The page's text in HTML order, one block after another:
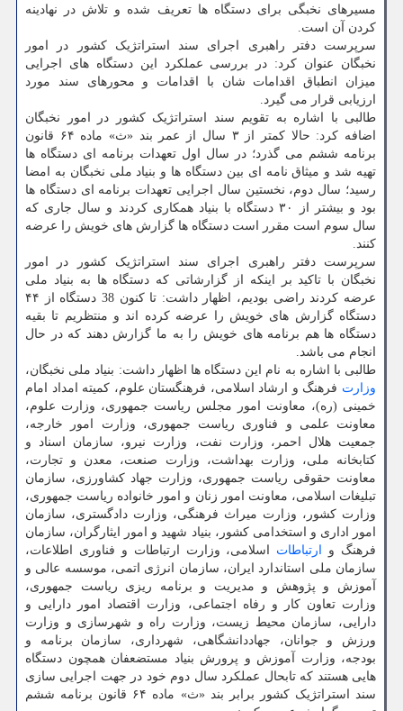
مسیرهای نخبگی برای دستگاه ها تعریف شده و تلاش در نهادینه
کردن آن است.
سرپرست دفتر راهبری اجرای سند استراتژیک کشور در امور
نخبگان عنوان کرد: در بررسی عملکرد این دستگاه های اجرایی
میزان انطباق اقدامات شان با اقدامات و محورهای سند مورد
ارزیابی قرار می گیرد.
طالبی با اشاره به تقویم سند استراتژیک کشور در امور نخبگان
اضافه کرد: حالا کمتر از ۳ سال از عمر بند «ث» ماده ۶۴ قانون
برنامه ششم می گذرد؛ در سال اول تعهدات برنامه ای دستگاه ها
تهیه شد و میثاق نامه ای بین دستگاه ها و بنیاد ملی نخبگان به امضا
رسید؛ سال دوم، نخستین سال اجرایی تعهدات برنامه ای دستگاه ها
بود و بیشتر از ۳۰ دستگاه با بنیاد همکاری کردند و سال جاری که
سال سوم است مقرر است دستگاه ها گزارش های خویش را عرضه
کنند.
سرپرست دفتر راهبری اجرای سند استراتژیک کشور در امور
نخبگان با تاکید بر اینکه از گزارشاتی که دستگاه ها به بنیاد ملی
عرضه کردند راضی بودیم، اظهار داشت: تا کنون 38 دستگاه از ۴۴
دستگاه گزارش های خویش را عرضه کرده اند و منتظریم تا بقیه
دستگاه ها هم برنامه های خویش را به ما گزارش دهند که در حال
انجام می باشد.
طالبی با اشاره به نام این دستگاه ها اظهار داشت: بنیاد ملی نخبگان،
وزارت فرهنگ و ارشاد اسلامی، فرهنگستان علوم، کمیته امداد امام
خمینی (ره)، معاونت امور مجلس ریاست جمهوری، وزارت علوم،
معاونت علمی و فناوری ریاست جمهوری، وزارت امور خارجه،
جمعیت هلال احمر، وزارت نفت، وزارت نیرو، سازمان اسناد و
کتابخانه ملی، وزارت بهداشت، وزارت صنعت، معدن و تجارت،
معاونت حقوقی ریاست جمهوری، وزارت جهاد کشاورزی، سازمان
تبلیغات اسلامی، معاونت امور زنان و امور خانواده ریاست جمهوری،
وزارت کشور، وزارت میراث فرهنگی، وزارت دادگستری، سازمان
امور اداری و استخدامی کشور، بنیاد شهید و امور ایثارگران، سازمان
فرهنگ و
ارتباطات اسلامی، وزارت ارتباطات و فناوری اطلاعات،
سازمان ملی استاندارد ایران، سازمان انرژی اتمی، موسسه عالی و
آموزش و پژوهش و مدیریت و برنامه ریزی ریاست جمهوری،
وزارت تعاون کار و رفاه اجتماعی، وزارت اقتصاد امور دارایی و
دارایی، سازمان محیط زیست، وزارت راه و شهرسازی و وزارت
ورزش و جوانان، جهاددانشگاهی، شهرداری، سازمان برنامه و
بودجه، وزارت آموزش و پرورش بنیاد مستضعفان همچون دستگاه
هایی هستند که تابحال عملکرد سال دوم خود در جهت اجرایی سازی
سند استراتژیک کشور برابر بند «ث» ماده ۶۴ قانون برنامه ششم